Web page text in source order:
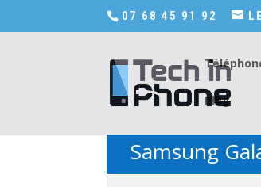
Accédez a Shop-in-tech-in-phone07 68 45 91 92
Blog
Samsung